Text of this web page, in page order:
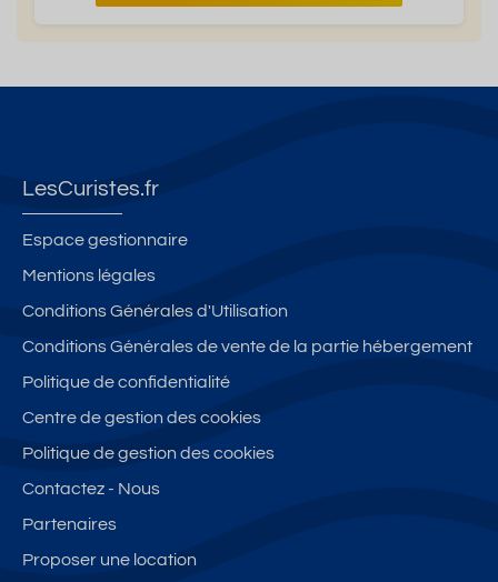
LesCuristes.fr
Espace gestionnaire
Mentions légales
Conditions Générales d'Utilisation
Conditions Générales de vente de la partie hébergement
Politique de confidentialité
Centre de gestion des cookies
Politique de gestion des cookies
Contactez - Nous
Partenaires
Proposer une location